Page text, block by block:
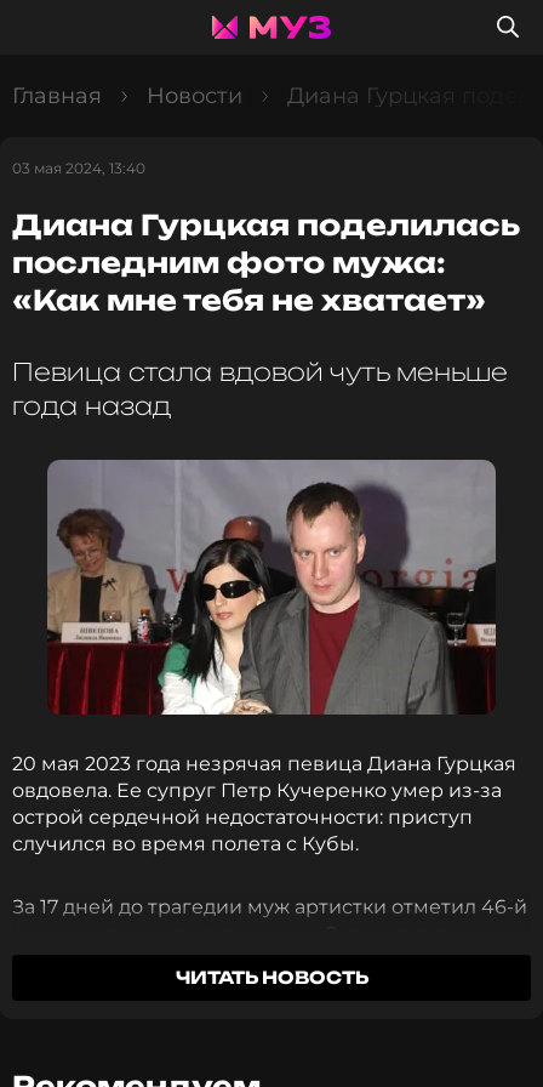
Главная Новости Диана Гурцкая
03 мая 2024, 13:40
Диана Гурцкая поделилась
последним фото мужа:
«Как мне тебя не хватает»
Певица стала вдовой чуть меньше
года назад
20 мая 2023 года незрячая певица Диана Гурцкая
овдовела. Ее супруг Петр Кучеренко умер из-за
острой сердечной недостаточности: приступ
случился во время полета с Кубы.
За 17 дней до трагедии муж артистки отметил 46-й
памяти об отце своего сына Константина, Диана
опубликовала фото, на котором Петр запечатлен
ЧИТАТЬ НОВОСТЬ